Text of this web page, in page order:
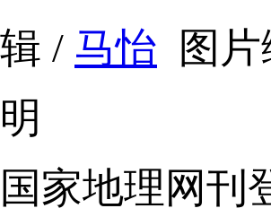
/ 马怡 图
家地理网刊